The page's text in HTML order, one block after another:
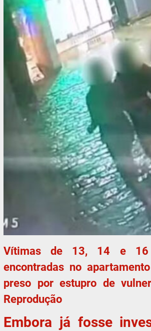
Vítimas de 13, 14 e 16
encontradas no
preso por estupro de
Reprodução
Embora já fosse